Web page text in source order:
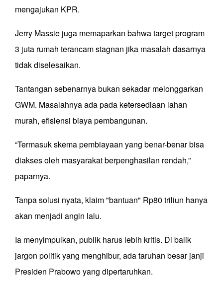
mengajukan KPR.
Jerry Massie juga memaparkan bahwa target program
3 juta rumah terancam stagnan jika masalah dasarnya
tidak diselesaikan.
Tantangan sebenarnya bukan sekadar melonggarkan
GWM. Masalahnya ada pada ketersediaan lahan
murah, efisiensi biaya pembangunan.
“Termasuk skema pembiayaan yang benar-benar bisa
diakses oleh masyarakat berpenghasilan rendah,”
paparnya.
Tanpa solusi nyata, klaim "bantuan" Rp80 triliun hanya
akan menjadi angin lalu.
Ia menyimpulkan, publik harus lebih kritis. Di balik
jargon politik yang menghibur, ada taruhan besar janji
Presiden Prabowo yang dipertaruhkan.